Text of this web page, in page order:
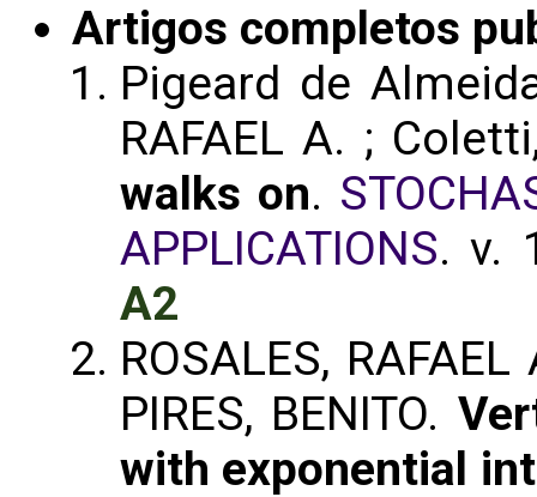
Artigos completos
Pigeard de
RAFAEL A. ;
walks on.
APPLICATIONS. v.
A2
ROSALES,
PIRES, BENITO.
with exponential